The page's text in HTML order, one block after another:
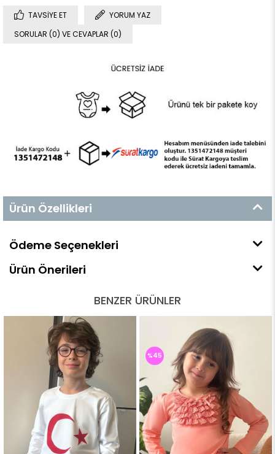
TAVSIYE ET
YORUM YAZ
SORULAR (0) VE CEVAPLAR (0)
Ürün Özellikleri
Ödeme Seçenekleri
Ürün Önerileri
BENZER ÜRÜNLER
%45